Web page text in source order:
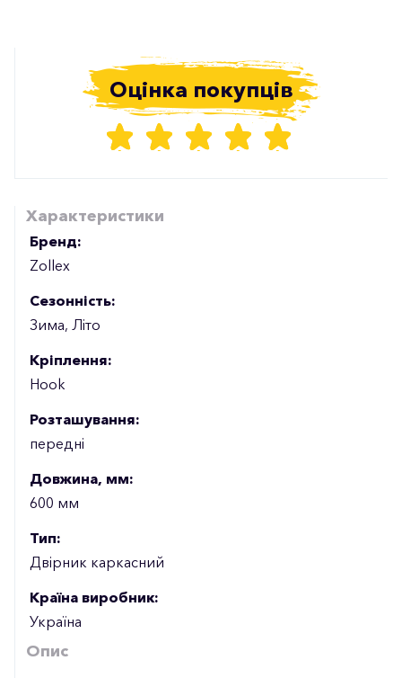
Оцінка покупців
Характеристики
Бренд:
Zollex
Сезонність:
Зима, Літо
Кріплення:
Hook
Розташування:
передні
Довжина, мм:
600 мм
Тип:
Двірник каркасний
Країна виробник:
Україна
Опис